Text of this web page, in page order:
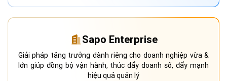
Sapo Enterprise
Giải pháp tăng trưởng dành riêng cho doanh nghiệp vừa &
lớn giúp đồng bộ vận hành, thúc đẩy doanh số, đẩy mạnh
hiệu quả quản lý